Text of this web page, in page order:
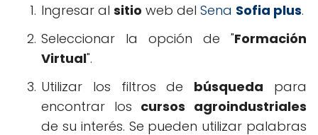
Ingresar al sitio web del Sena Sofia plus.
Seleccionar la opción de "Formación
Virtual".
Utilizar los filtros de búsqueda para
encontrar los cursos agroindustriales
de su interés. Se pueden utilizar palabras